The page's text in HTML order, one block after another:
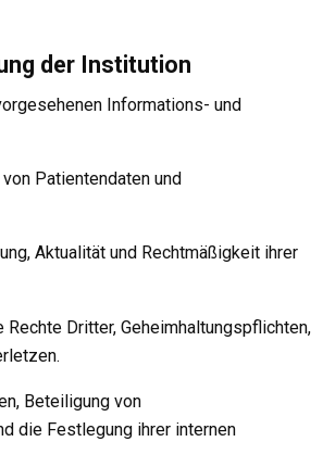
der Institution
Informations- und
Patientendaten und
Aktualität und Rechtmäßigkeit ihrer
Dritter, Geheimhaltungspflichten,
Beteiligung von
die Festlegung ihrer internen